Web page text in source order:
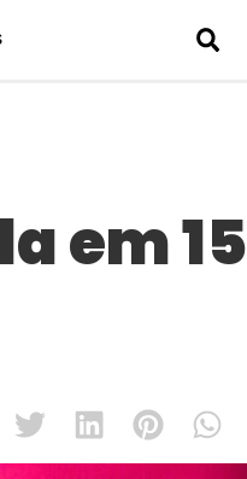
em 15